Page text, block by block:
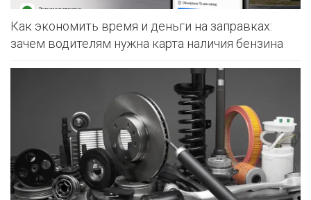
Как экономить время и деньги на заправках:
зачем водителям нужна карта наличия бензина